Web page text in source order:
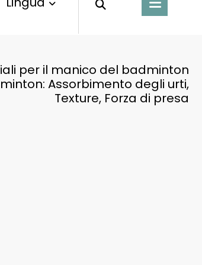
per il manico del badminton
Assorbimento degli urti,
Texture, Forza di presa